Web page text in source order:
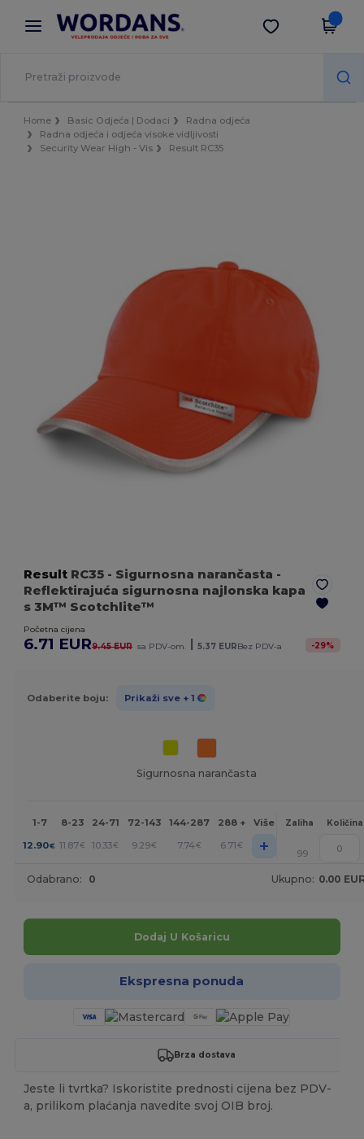
× Aplikacija Wordans
Bolje cijene u aplikaciji!
Preuzmi app
Home Basic Odjeća | Dodaci
Radna odjeća
Radna odjeća i odjeća visoke vidljivosti
Security Wear High - Vis
Result RC35
Result RC35 - Sigurnosna narančasta -
Reflektirajuća sigurnosna najlonska kapa
s 3M™ Scotchlite™
Početna cijena
6.71 EUR9.45 EUR sa PDV-om. | 5.37 EURBez PDV-a -29%
Odaberite boju: Prikaži sve + 1
Sigurnosna narančasta
1-7 8-23 24-71 72-143 144-287 288 + Više Zaliha Količina
12.90€ 11.87€ 10.33€ 9.29€ 7.74€ 6.71€ + 99
Odabrano: 0 Ukupno: 0.00
Dodaj U Košaricu
Ekspresna ponuda
Brza dostava
Jeste li tvrtka? Iskoristite prednosti cijena bez PDV-
a, prilikom plaćanja navedite svoj OIB broj.